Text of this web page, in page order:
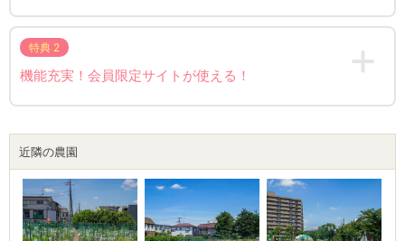
特典 2
機能充実！会員限定サイトが使える！
近隣の農園